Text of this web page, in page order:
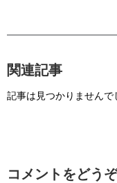
関連記事
記事は見つかりませんで
コメントをどうぞ